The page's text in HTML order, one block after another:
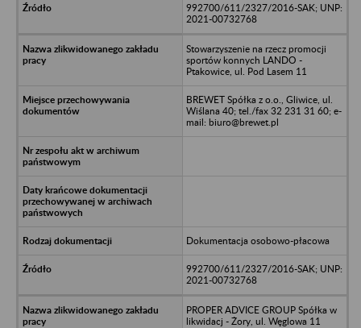
992700/611/2327/2016-SAK; UNP:
2021-00732768
Stowarzyszenie na rzecz promocji
sportów konnych LANDO -
Ptakowice, ul. Pod Lasem 11
BREWET Spółka z o.o., Gliwice, ul.
Wiślana 40; tel./fax 32 231 31 60; e-
mail: biuro@brewet.pl
Dokumentacja osobowo-płacowa
992700/611/2327/2016-SAK; UNP:
2021-00732768
PROPER ADVICE GROUP Spółka w
likwidacj - Żory, ul. Węglowa 11